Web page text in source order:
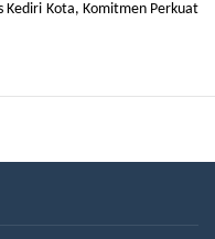
Kediri Kota, Komitmen Perkuat